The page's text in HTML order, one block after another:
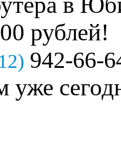
рублей!
942-66-
уже